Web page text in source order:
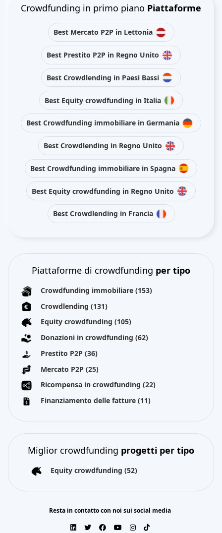
Crowdfunding in primo piano Piattaforme
Best Mercato P2P in Lettonia
Best Prestito P2P in Regno Unito
Best Crowdlending in Paesi Bassi
Best Equity crowdfunding in Italia
Best Crowdfunding immobiliare in Germania
Best Crowdlending in Regno Unito
Best Crowdfunding immobiliare in Spagna
Best Equity crowdfunding in Regno Unito
Best Crowdlending in Francia
Piattaforme di crowdfunding per tipo
Crowdfunding immobiliare (153)
Crowdlending (131)
Equity crowdfunding (105)
Donazioni in crowdfunding (62)
Prestito P2P (36)
Mercato P2P (25)
Ricompensa in crowdfunding (22)
Finanziamento delle fatture (11)
Miglior crowdfunding progetti per tipo
Equity crowdfunding (52)
Resta in contatto con noi sui social media